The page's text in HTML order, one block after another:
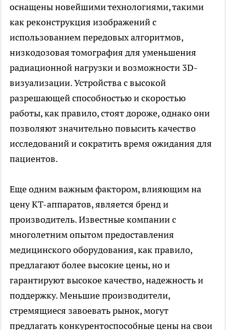
оснащены новейшими технологиями, такими
как реконструкция изображений с
использованием передовых алгоритмов,
низкодозовая томография для уменьшения
радиационной нагрузки и возможности 3D-
визуализации. Устройства с высокой
разрешающей способностью и скоростью
работы, как правило, стоят дороже, однако они
позволяют значительно повысить качество
исследований и сократить время ожидания для
пациентов.
Еще одним важным фактором, влияющим на
цену КТ-аппаратов, является бренд и
производитель. Известные компании с
многолетним опытом предоставления
медицинского оборудования, как правило,
предлагают более высокие цены, но и
гарантируют высокое качество, надежность и
поддержку. Меньшие производители,
стремящиеся завоевать рынок, могут
предлагать конкурентоспособные цены на свои